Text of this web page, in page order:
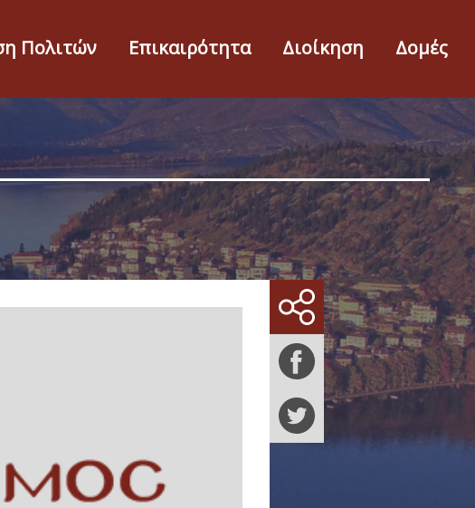
Πολιτών Επικαιρότητα Διοίκηση Δομές